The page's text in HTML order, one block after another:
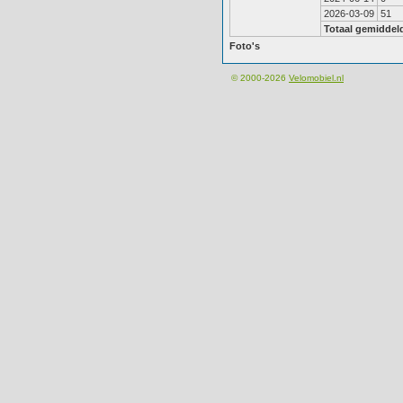
2026-03-09 51
Totaal
Foto's
© 2000-2026 Velomobiel.nl